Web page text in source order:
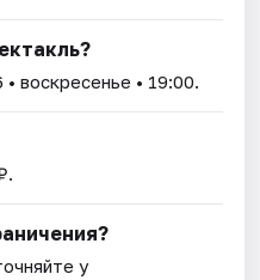
• воскресенье • 19:00.
у